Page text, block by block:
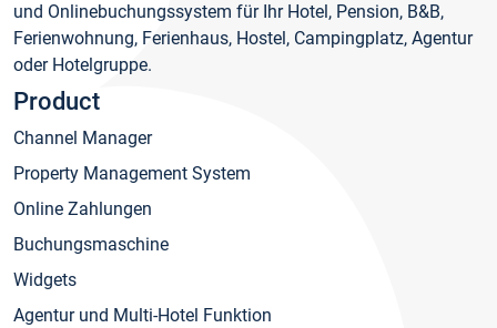
und Onlinebuchungssystem für Ihr Hotel, Pension, B&B,
Ferienwohnung, Ferienhaus, Hostel, Campingplatz, Agentur
oder Hotelgruppe.
Product
Channel Manager
Property Management System
Online Zahlungen
Buchungsmaschine
Widgets
Agentur und Multi-Hotel Funktion